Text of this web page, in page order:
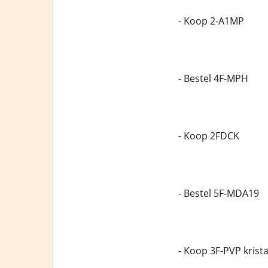
- Koop 2-A1MP
- Bestel 4F-MPH
- Koop 2FDCK
- Bestel 5F-MDA19
- Koop 3F-PVP